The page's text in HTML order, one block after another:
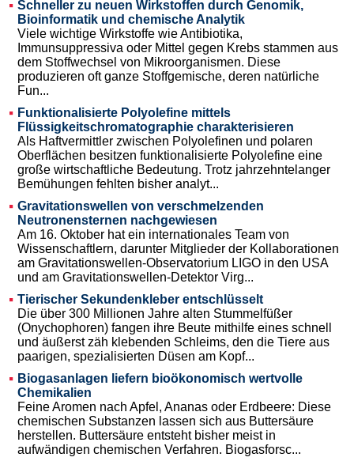
Schneller zu neuen Wirkstoffen durch Genomik,
Bioinformatik und chemische Analytik
Viele wichtige Wirkstoffe wie Antibiotika,
Immunsuppressiva oder Mittel gegen Krebs stammen aus
dem Stoffwechsel von Mikroorganismen. Diese
produzieren oft ganze Stoffgemische, deren natürliche
Fun...
Funktionalisierte Polyolefine mittels
Flüssigkeitschromatographie charakterisieren
Als Haftvermittler zwischen Polyolefinen und polaren
Oberflächen besitzen funktionalisierte Polyolefine eine
große wirtschaftliche Bedeutung. Trotz jahrzehntelanger
Bemühungen fehlten bisher analyt...
Gravitationswellen von verschmelzenden
Neutronensternen nachgewiesen
Am 16. Oktober hat ein internationales Team von
Wissenschaftlern, darunter Mitglieder der Kollaborationen
am Gravitationswellen-Observatorium LIGO in den USA
und am Gravitationswellen-Detektor Virg...
Tierischer Sekundenkleber entschlüsselt
Die über 300 Millionen Jahre alten Stummelfüßer
(Onychophoren) fangen ihre Beute mithilfe eines schnell
und äußerst zäh klebenden Schleims, den die Tiere aus
paarigen, spezialisierten Düsen am Kopf...
Biogasanlagen liefern bioökonomisch wertvolle
Chemikalien
Feine Aromen nach Apfel, Ananas oder Erdbeere: Diese
chemischen Substanzen lassen sich aus Buttersäure
herstellen. Buttersäure entsteht bisher meist in
aufwändigen chemischen Verfahren. Biogasforsc...